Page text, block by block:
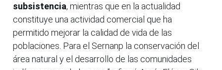
subsistencia, mientras que en la actualidad
constituye una actividad comercial que ha
permitido mejorar la calidad de vida de las
poblaciones. Para el Sernanp la conservación del
área natural y el desarrollo de las comunidades